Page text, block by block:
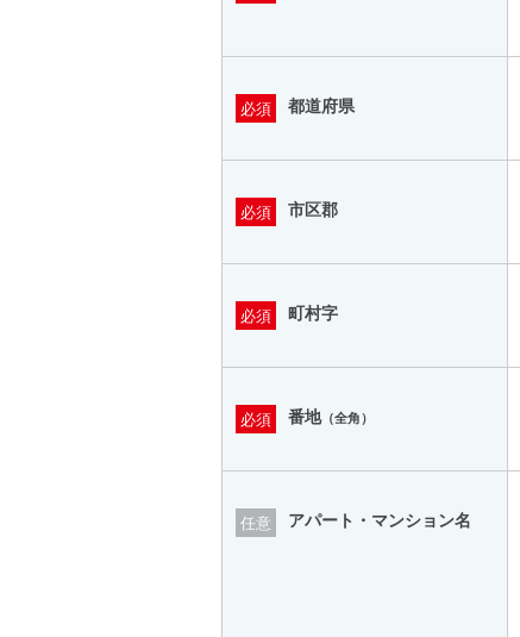
都道府県
必須
市区郡
必須
町村字
必須
番地（全角）
必須
アパート・マンション名
任意